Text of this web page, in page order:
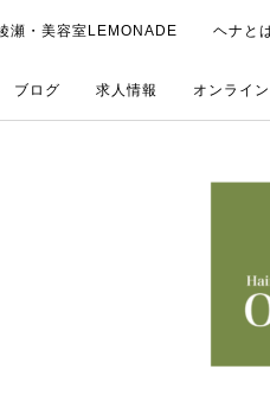
瀬・美容室LEMONADE ヘナと
ブログ 求人情報 オンライ